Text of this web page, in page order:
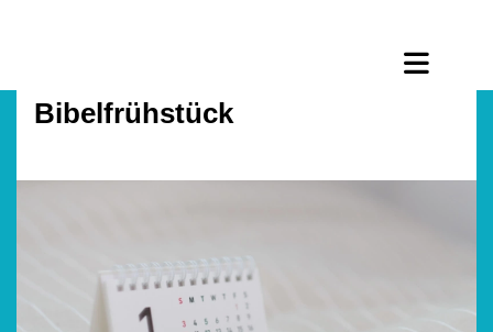
Bibelfrühstück